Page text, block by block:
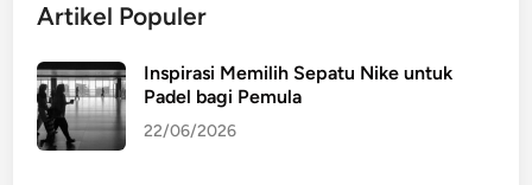
Artikel Populer
Inspirasi Memilih Sepatu Nike untuk
Padel bagi Pemula
22/06/2026